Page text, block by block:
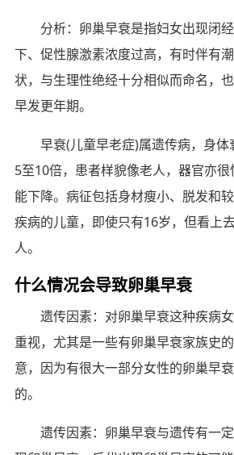
分析：卵巢早衰是指妇女出现闭
下、促性腺激素浓度过高，有时伴有
状，与生理性绝经十分相似而命名，
早发更年期。
早衰(儿童早老症)属遗传病，身
5至10倍，患者样貌像老人，器官亦
能下降。病征包括身材瘦小、脱发和
疾病的儿童，即使只有16岁，但看上
人。
什么情况会导致卵巢早衰
遗传因素：对卵巢早衰这种疾病
重视，尤其是一些有卵巢早衰家族史
意，因为有很大一部分女性的卵巢早
的。
遗传因素：卵巢早衰与遗传有一